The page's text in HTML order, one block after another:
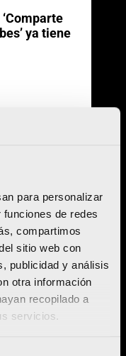
para personalizar
de redes
compartimos
sitio web con
publicidad y análisis
otra información
recopilado a
servicios.
ya tiene